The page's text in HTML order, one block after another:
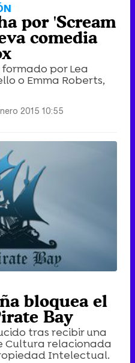
por 'Scream
comedia
por Lea
o Emma Roberts,
2015 10:55
bloquea el
Bay
tras recibir una
Cultura relacionada
Intelectual.